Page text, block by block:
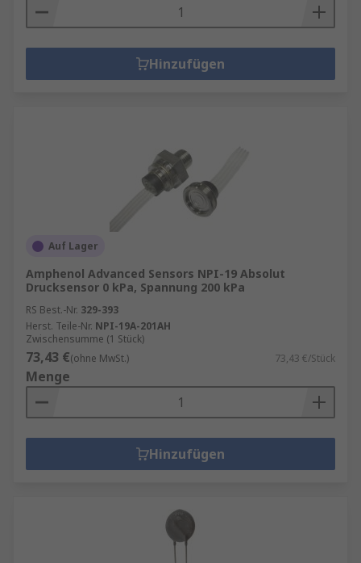
Hinzufügen
Auf Lager
Amphenol Advanced Sensors NPI-19 Absolut
Drucksensor 0 kPa, Spannung 200 kPa
RS Best.-Nr. 329-393
Herst. Teile-Nr. NPI-19A-201AH
Zwischensumme (1 Stück)
73,43 €(ohne MwSt.) 73,43 €/Stück
Menge
Hinzufügen